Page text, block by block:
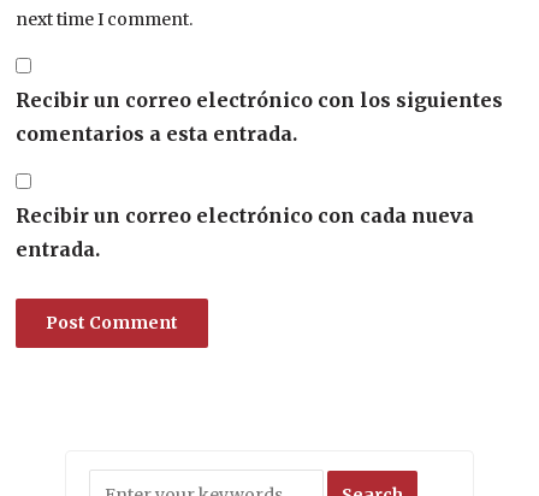
next time I comment.
Recibir un correo electrónico con los siguientes
comentarios a esta entrada.
Recibir un correo electrónico con cada nueva
entrada.